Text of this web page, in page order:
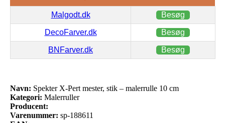
Malgodt.dk Besøg
DecoFarver.dk Besøg
BNFarver.dk Besøg
Navn: Spekter X-Pert mester, stik – malerrulle 10 cm
Kategori: Malerruller
Producent:
Varenummer: sp-188611